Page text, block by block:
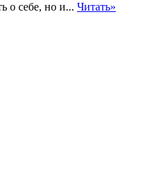
о себе, но и... Читать»